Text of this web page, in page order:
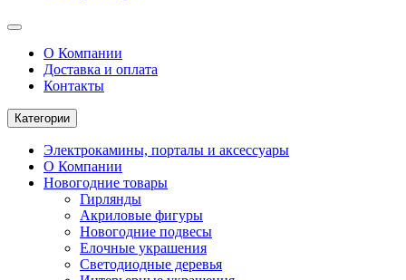
О Компании
Доставка и оплата
Контакты
Категории
Электрокамины, порталы и аксессуары
О Компании
Новогодние товары
Гирлянды
Акриловые фигуры
Новогодние подвесы
Елочные украшения
Светодиодные деревья